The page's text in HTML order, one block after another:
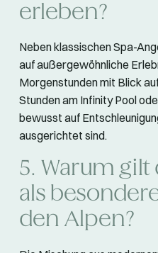
erleben?
Neben klassischen Spa-
auf außergewöhnliche
Morgenstunden mit Blick
Stunden am Infinity Pool
bewusst auf
ausgerichtet sind.
5. Warum
als
den Alpen?